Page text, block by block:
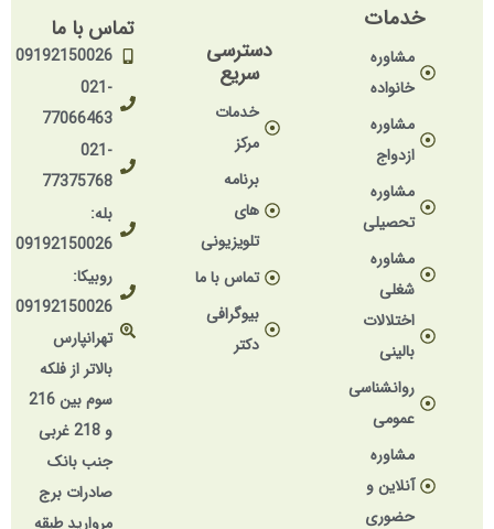
خدمات
مشاوره
خانواده
مشاوره
ازدواج
مشاوره
تحصیلی
مشاوره
شغلی
اختلالات
بالینی
روانشناسی
عمومی
مشاوره
آنلاین و
حضوری
دسترسی
سریع
خدمات
مرکز
های
تلویزیونی
تماس با ما
بیوگرافی
دکتر
تماس با ما
09192150026
77066463
77375768
09192150026
روبیکا:
09192150026
تهرانپارس
بالاتر از فلکه
سوم بین 216
و 218 غربی
جنب بانک
صادرات برج
مروارید طبقه